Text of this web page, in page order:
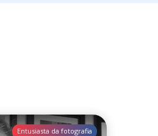
Entusiasta da fotografia